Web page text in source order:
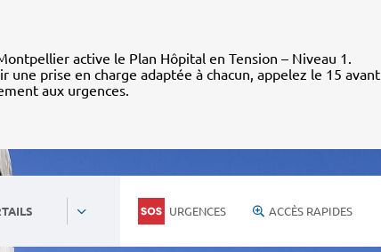
active le Plan Hôpital en Tension – Niveau 1.
une prise en charge adaptée à chacun, appelez le 15 avant
aux urgences.
URGENCES ACCÈS RAPIDES